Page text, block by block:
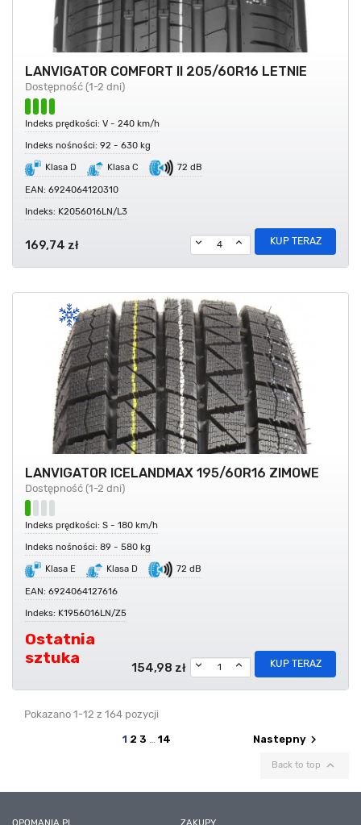
LANVIGATOR COMFORT II 205/60R16 LETNIE
Dostępność (1-2 dni)
Indeks prędkości: V - 240 km/h
Indeks nośności: 92 - 630 kg
Klasa D
Klasa C 72 dB
EAN: 6924064120310
Indeks: K2056016LN/L3
169,74 zł KUP TERAZ
LANVIGATOR ICELANDMAX 195/60R16 ZIMOWE
Dostępność (1-2 dni)
Indeks prędkości: S - 180 km/h
Indeks nośności: 89 - 580 kg
Klasa E
Klasa D 72 dB
EAN: 6924064127616
Indeks: K1956016LN/Z5
Ostatnia
sztuka
154,98 zł KUP TERAZ
Pokazano 1-12 z 164 pozycji
1 2 3 14 Nastepny chevron_right
Back to top 
OPOMANIA.PL ZAKUPY